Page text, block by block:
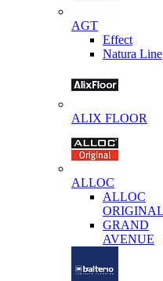
AGT
Effect
Natura Line
ALIX FLOOR
ALLOC
ALLOC
ORIGINAL
GRAND
AVENUE